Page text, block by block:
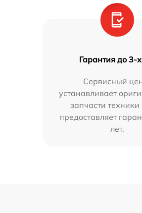
Гарантия до 3-
Сервисный
устанавливает
запчасти
предоставляет
лет.